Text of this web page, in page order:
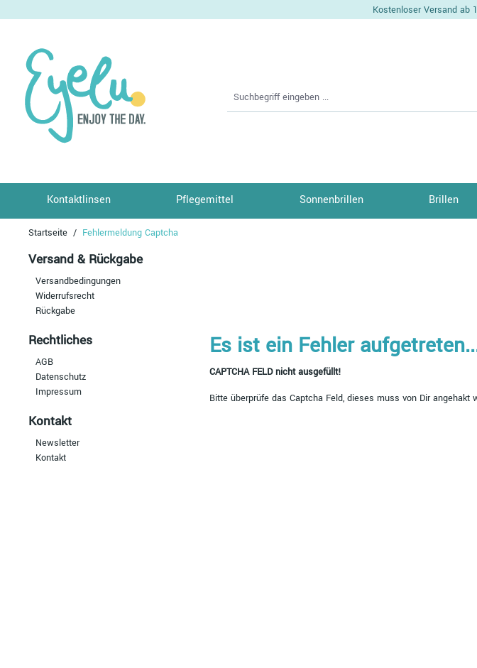
Kostenloser Versand ab
Kontaktlinsen Pflegemittel Sonnenbrillen Brillen
Startseite Fehlermeldung Captcha
Versand & Rückgabe
Versandbedingungen
Widerrufsrecht
Rückgabe
Rechtliches
AGB
Datenschutz
Impressum
Kontakt
Newsletter
Kontakt
Es ist ein Fehler
CAPTCHA FELD nicht ausgefüllt!
Bitte überprüfe das Captcha Feld, dieses muss von Dir angehakt